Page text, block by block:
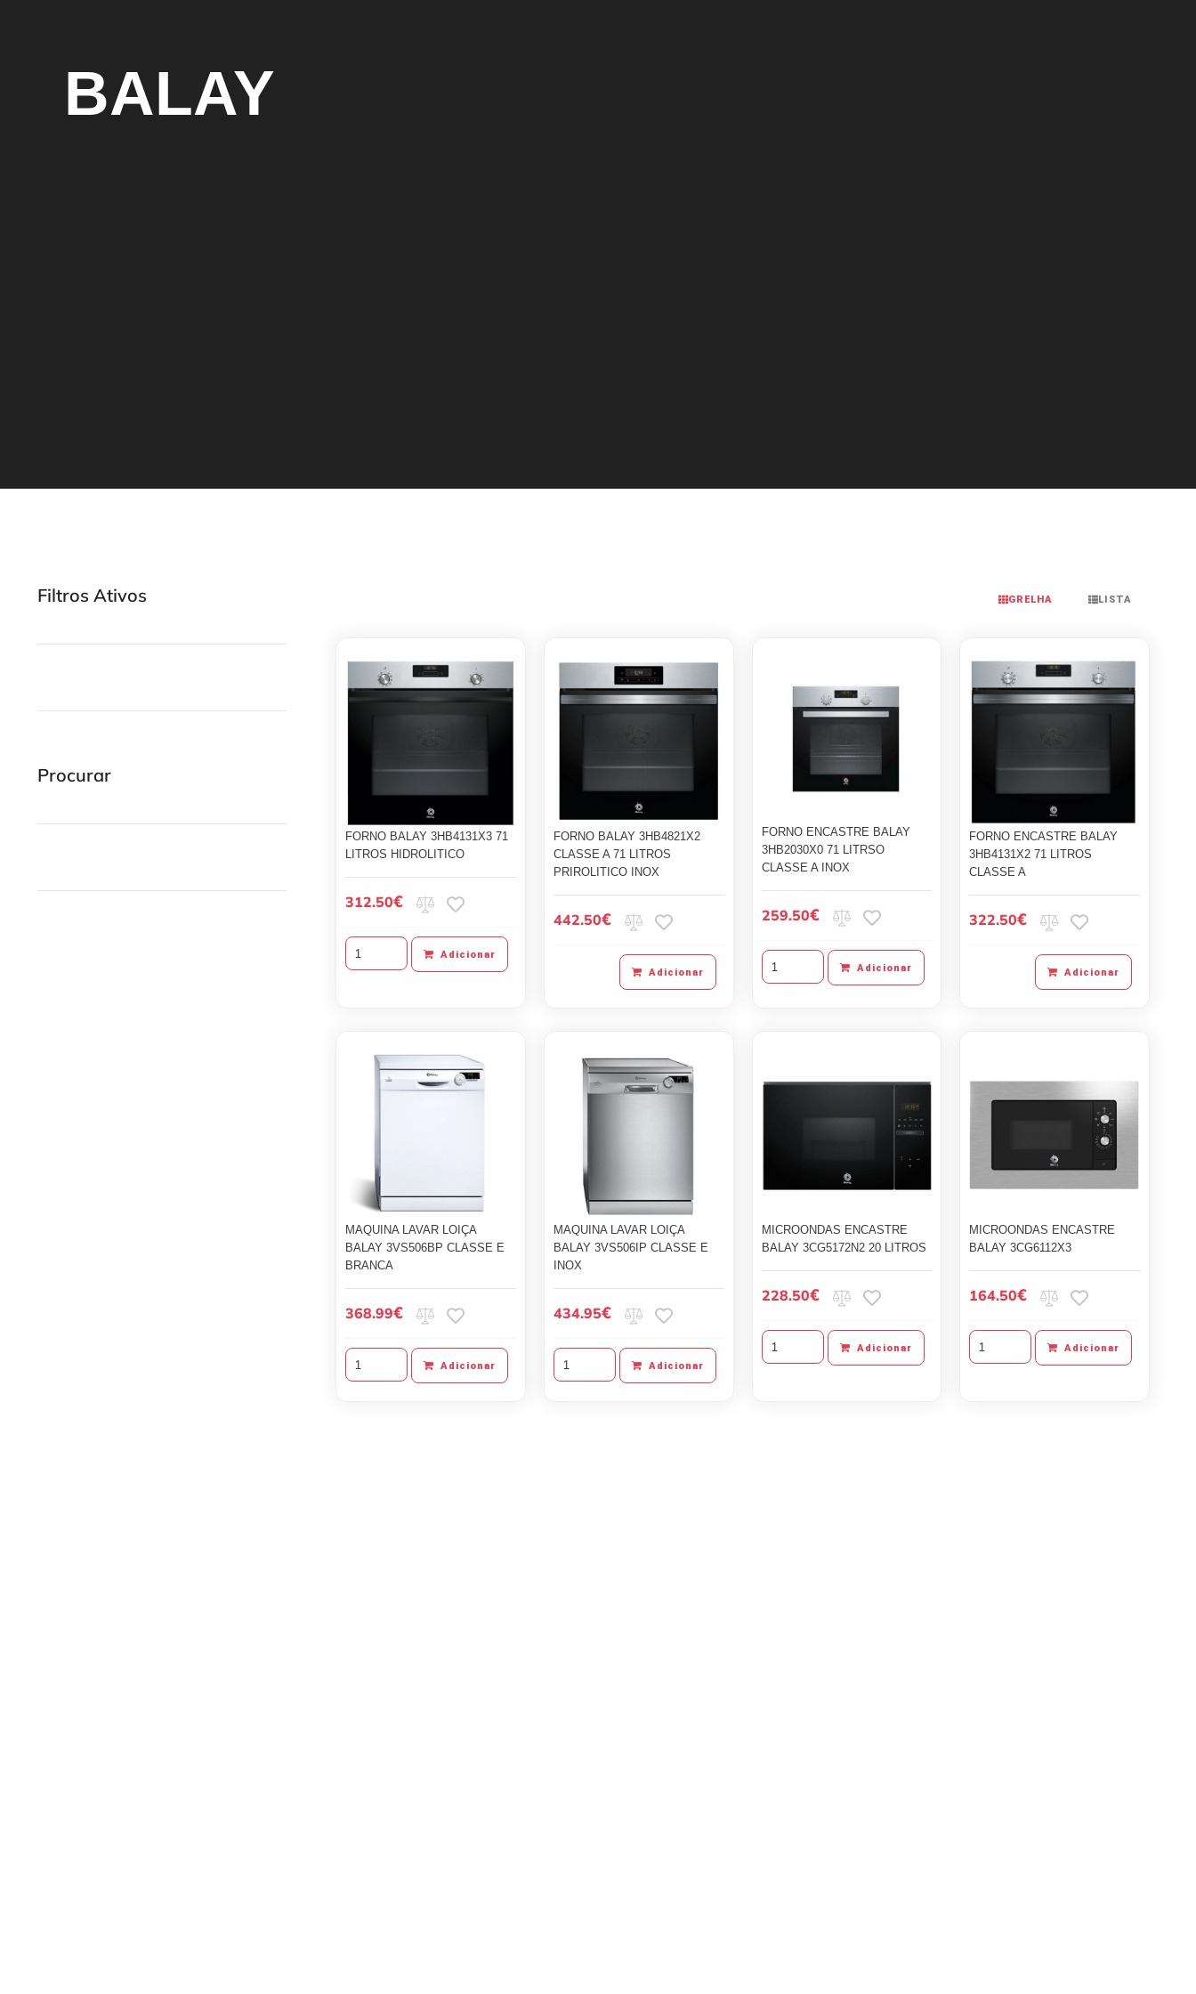
BALAY
Filtros Ativos
Procurar
GRELHA LISTA
FORNO BALAY 3HB4131X3 71
LITROS HIDROLITICO
312.50€
Adicionar
FORNO BALAY 3HB4821X2
CLASSE A 71 LITROS
PRIROLITICO INOX
442.50€
Adicionar
FORNO ENCASTRE BALAY
3HB2030X0 71 LITRSO
CLASSE A INOX
259.50€
Adicionar
FORNO ENCASTRE BALAY
3HB4131X2 71 LITROS
CLASSE A
322.50€
Adicionar
MAQUINA LAVAR LOIÇA
BALAY 3VS506BP CLASSE E
BRANCA
368.99€
Adicionar
MAQUINA LAVAR LOIÇA
BALAY 3VS506IP CLASSE E
INOX
434.95€
Adicionar
MICROONDAS ENCASTRE
BALAY 3CG5172N2 20 LITROS
228.50€
Adicionar
MICROONDAS ENCASTRE
BALAY 3CG6112X3
164.50€
Adicionar